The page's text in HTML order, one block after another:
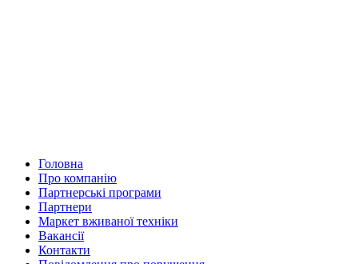
Головна
Про компанію
Партнерські програми
Партнери
Маркет вживаної техніки
Вакансії
Контакти